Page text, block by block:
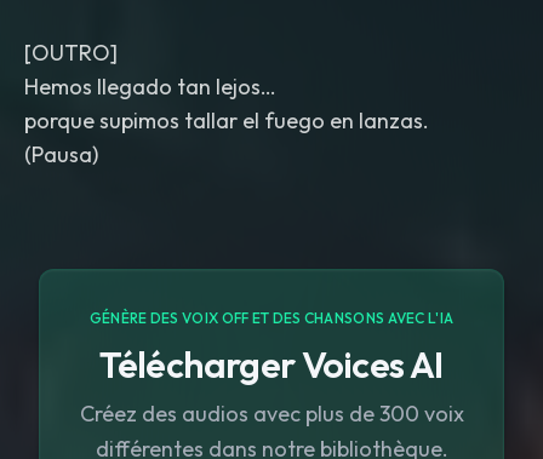
[OUTRO]
Hemos llegado tan lejos…
porque supimos tallar el fuego en lanzas.
(Pausa)
GÉNÈRE DES VOIX OFF ET DES CHANSONS AVEC L'IA
Télécharger Voices AI
Créez des audios avec plus de 300 voix
différentes dans notre bibliothèque.